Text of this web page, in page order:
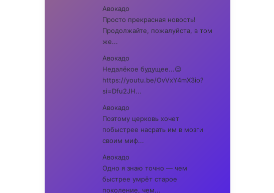
Авокадо
Просто прекрасная новость!
Продолжайте, пожалуйста, в том
же...
Авокадо
Недалёкое будущее...😉
https://youtu.be/OvVxY4mX3io?
si=Dfu2JH...
Авокадо
Поэтому церковь хочет
побыстрее насрать им в мозги
своим миф...
Авокадо
Одно я знаю точно — чем
быстрее умрёт старое
поколение, чем...